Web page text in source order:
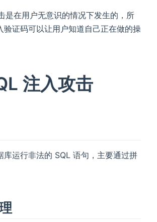
是在用户无意识的情况下发生的，所
验证码可以让用户知道自己正在做的操
注入攻击
库运行非法的 SQL 语句，主要通过拼